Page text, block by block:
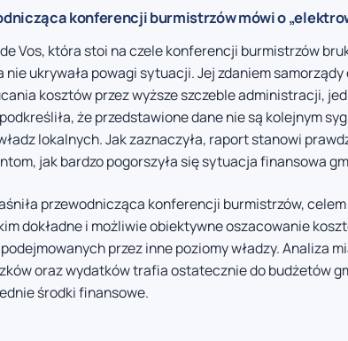
konferencji burmistrzów mówi o
Vos, która stoi na czele konferencji burmistrzów
nie ukrywała powagi sytuacji. Jej zdaniem
kosztów przez wyższe szczeble administracji,
że przedstawione dane nie są kolejnym
lokalnych. Jak zaznaczyła, raport stanowi
jak bardzo pogorszyła się sytuacja finansowa
przewodnicząca konferencji burmistrzów,
dokładne i możliwie obiektywne oszacowanie
przez inne poziomy władzy. Analiza
oraz wydatków trafia ostatecznie do budżetów
środki finansowe.